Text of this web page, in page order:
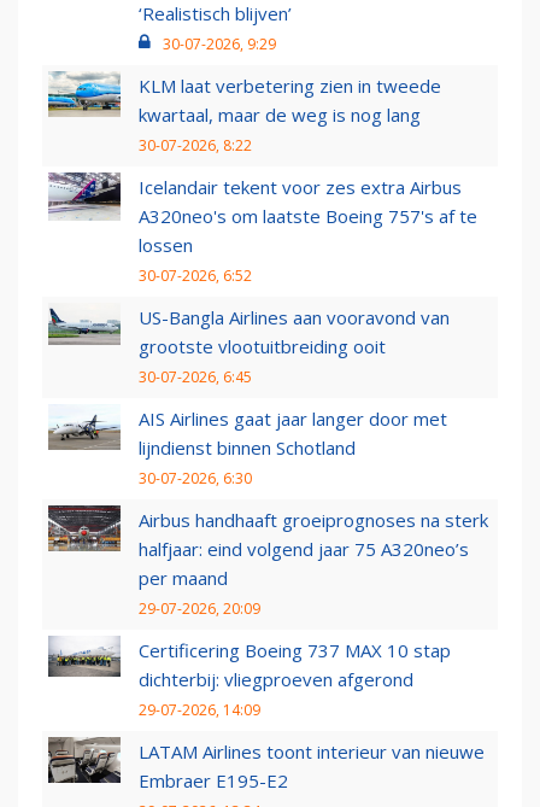
‘Realistisch blijven’
30-07-2026, 9:29
KLM laat verbetering zien in tweede
kwartaal, maar de weg is nog lang
30-07-2026, 8:22
Icelandair tekent voor zes extra Airbus
A320neo's om laatste Boeing 757's af te
lossen
30-07-2026, 6:52
US-Bangla Airlines aan vooravond van
grootste vlootuitbreiding ooit
30-07-2026, 6:45
AIS Airlines gaat jaar langer door met
lijndienst binnen Schotland
30-07-2026, 6:30
Airbus handhaaft groeiprognoses na sterk
halfjaar: eind volgend jaar 75 A320neo’s
per maand
29-07-2026, 20:09
Certificering Boeing 737 MAX 10 stap
dichterbij: vliegproeven afgerond
29-07-2026, 14:09
LATAM Airlines toont interieur van nieuwe
Embraer E195-E2